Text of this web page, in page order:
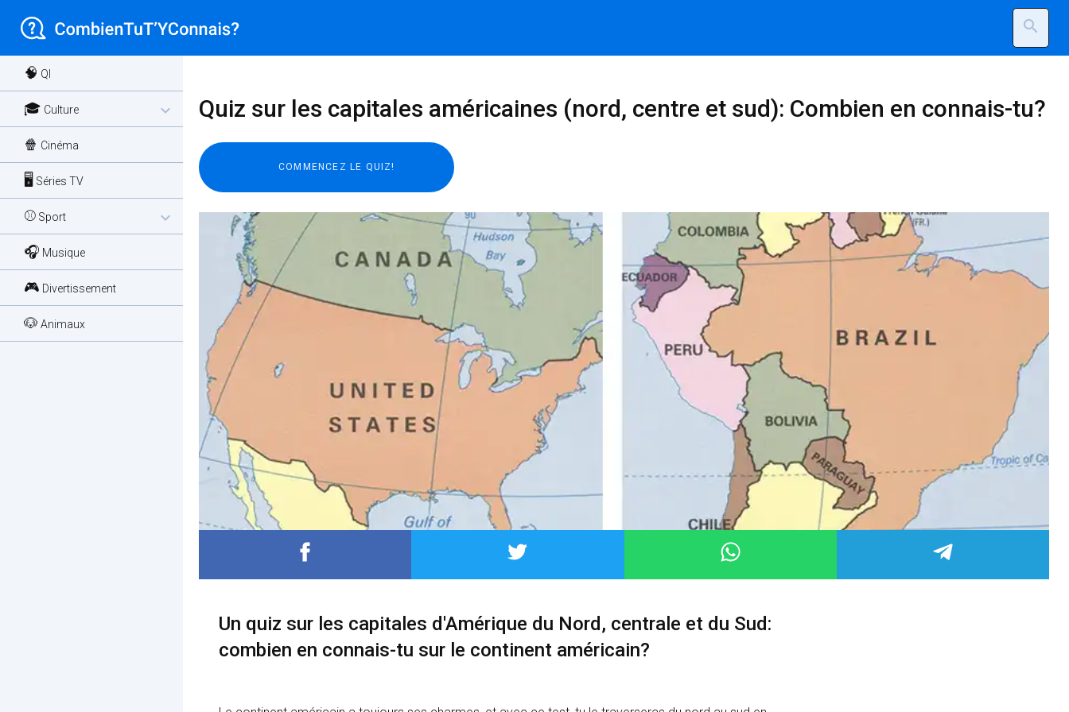
search
🧠 QI
🎓 Culture expand_more
🍿 Cinéma
🖥️ Séries TV
⚾ Sport expand_more
🎧 Musique
🎮 Divertissement
🐶 Animaux
Quiz sur les capitales américaines (nord, centre et sud): Combien en connais-tu?
Un quiz sur les capitales d'Amérique du Nord, centrale et du Sud:
combien en connais-tu sur le continent américain?